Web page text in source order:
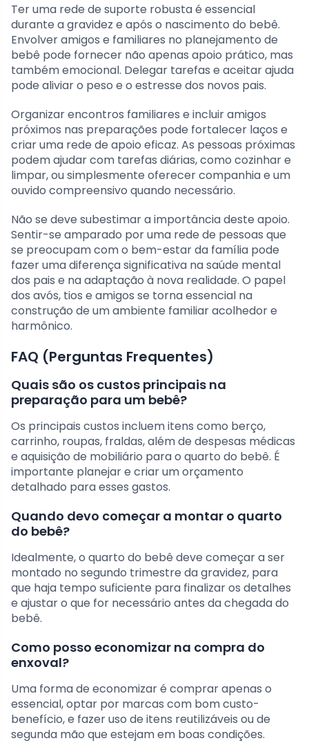
Ter uma rede de suporte robusta é essencial
durante a gravidez e após o nascimento do bebê.
Envolver amigos e familiares no planejamento de
bebê pode fornecer não apenas apoio prático, mas
também emocional. Delegar tarefas e aceitar ajuda
pode aliviar o peso e o estresse dos novos pais.
Organizar encontros familiares e incluir amigos
próximos nas preparações pode fortalecer laços e
criar uma rede de apoio eficaz. As pessoas próximas
podem ajudar com tarefas diárias, como cozinhar e
limpar, ou simplesmente oferecer companhia e um
ouvido compreensivo quando necessário.
Não se deve subestimar a importância deste apoio.
Sentir-se amparado por uma rede de pessoas que
se preocupam com o bem-estar da família pode
fazer uma diferença significativa na saúde mental
dos pais e na adaptação à nova realidade. O papel
dos avós, tios e amigos se torna essencial na
construção de um ambiente familiar acolhedor e
harmônico.
FAQ (Perguntas Frequentes)
Quais são os custos principais na
preparação para um bebê?
Os principais custos incluem itens como berço,
carrinho, roupas, fraldas, além de despesas médicas
e aquisição de mobiliário para o quarto do bebê. É
importante planejar e criar um orçamento
detalhado para esses gastos.
Quando devo começar a montar o quarto
do bebê?
Idealmente, o quarto do bebê deve começar a ser
montado no segundo trimestre da gravidez, para
que haja tempo suficiente para finalizar os detalhes
e ajustar o que for necessário antes da chegada do
bebê.
Como posso economizar na compra do
enxoval?
Uma forma de economizar é comprar apenas o
essencial, optar por marcas com bom custo-
benefício, e fazer uso de itens reutilizáveis ou de
segunda mão que estejam em boas condições.